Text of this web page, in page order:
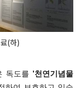
(하)
독도를 '천연기념물